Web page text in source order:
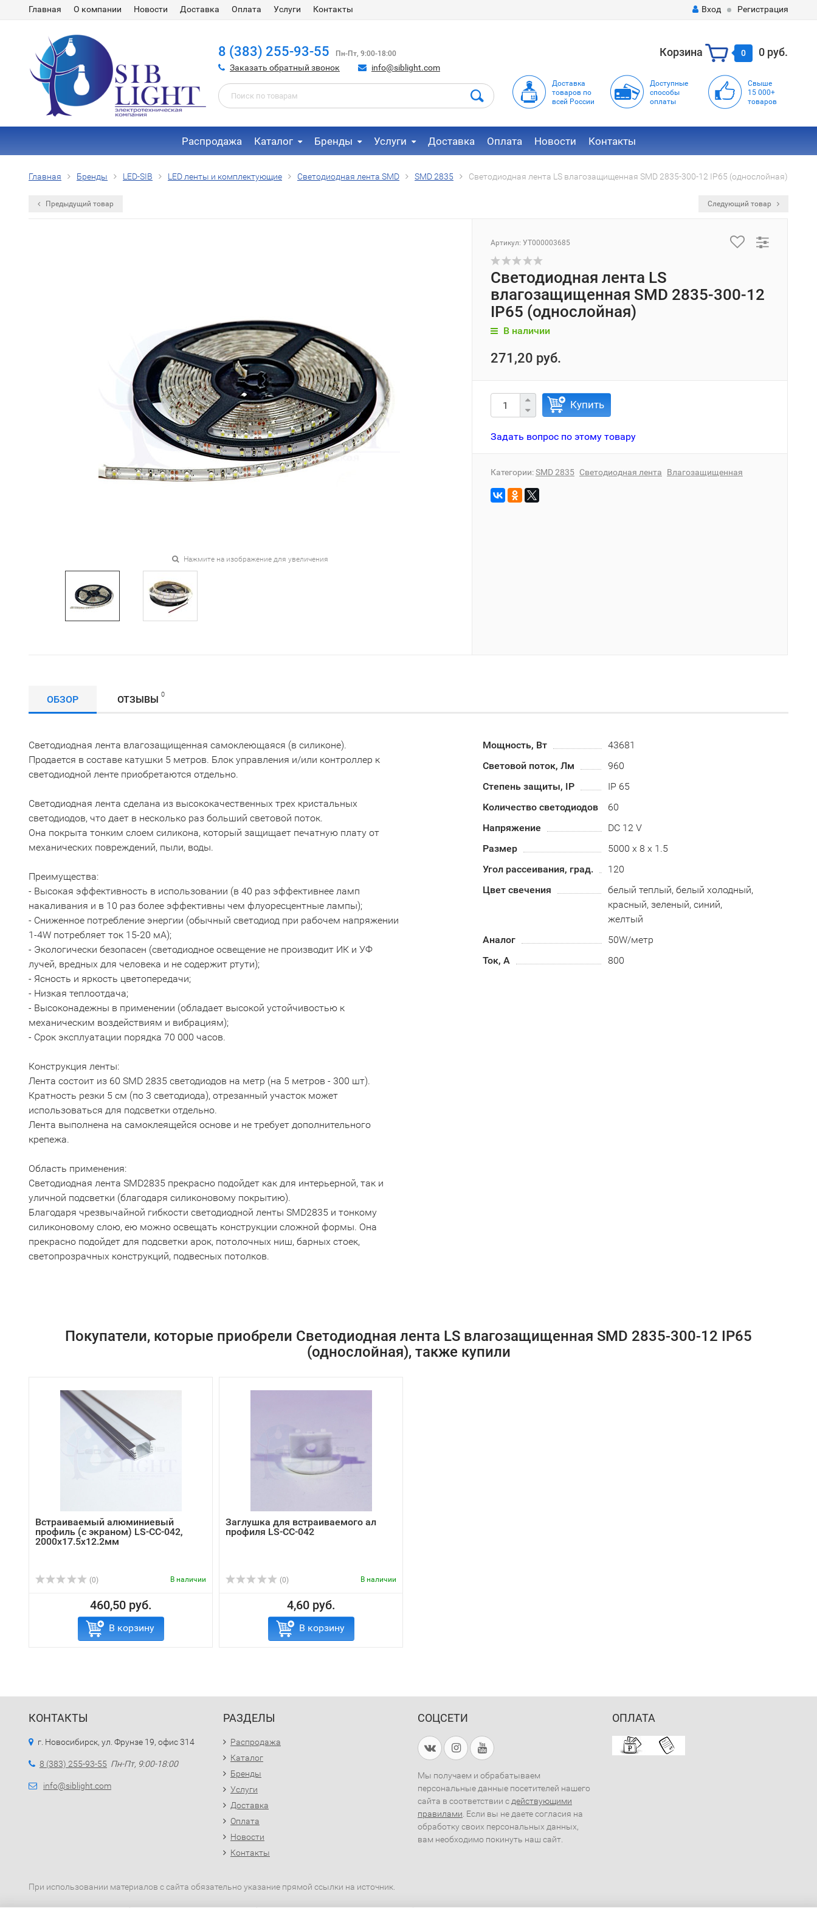
Главная О компании Новости Доставка Оплата Услуги Контакты Вход Регистрация
8 (383) 255-93-55 Пн-Пт, 9:00-18:00
Заказать обратный звонок info@siblight.com
Корзина 0 0 руб.
Доставка
товаров по
всей России
Доступные
способы
оплаты
Свыше
15 000+
товаров
Распродажа Каталог Бренды Услуги Доставка Оплата Новости Контакты
Главная Бренды LED-SIB LED ленты и комплектующие Светодиодная лента SMD SMD 2835 Светодиодная лента LS влагозащищенная SMD 2835-300-12 IP65 (однослойная)
Предыдущий товар Следующий товар
Нажмите на изображение для увеличения
Артикул: УТ000003685
Светодиодная лента LS
влагозащищенная SMD 2835-300-12
IP65 (однослойная)
В наличии
271,20 руб.
Купить
Задать вопрос по этому товару
Категории:SMD 2835 Светодиодная лента Влагозащищенная
ОБЗОР ОТЗЫВЫ 0
Светодиодная лента влагозащищенная самоклеющаяся (в силиконе).
Продается в составе катушки 5 метров. Блок управления и/или контроллер к
светодиодной ленте приобретаются отдельно.
Светодиодная лента сделана из высококачественных трех кристальных
светодиодов, что дает в несколько раз больший световой поток.
Она покрыта тонким слоем силикона, который защищает печатную плату от
механических повреждений, пыли, воды.
Преимущества:
- Высокая эффективность в использовании (в 40 раз эффективнее ламп
накаливания и в 10 раз более эффективны чем флуоресцентные лампы);
- Сниженное потребление энергии (обычный светодиод при рабочем напряжении
1-4W потребляет ток 15-20 мА);
- Экологически безопасен (светодиодное освещение не производит ИК и УФ
лучей, вредных для человека и не содержит ртути);
- Ясность и яркость цветопередачи;
- Низкая теплоотдача;
- Высоконадежны в применении (обладает высокой устойчивостью к
механическим воздействиям и вибрациям);
- Срок эксплуатации порядка 70 000 часов.
Конструкция ленты:
Лента состоит из 60 SMD 2835 светодиодов на метр (на 5 метров - 300 шт).
Кратность резки 5 см (по 3 светодиода), отрезанный участок может
использоваться для подсветки отдельно.
Лента выполнена на самоклеящейся основе и не требует дополнительного
крепежа.
Область применения:
Светодиодная лента SMD2835 прекрасно подойдет как для интерьерной, так и
уличной подсветки (благодаря силиконовому покрытию).
Благодаря чрезвычайной гибкости светодиодной ленты SMD2835 и тонкому
силиконовому слою, ею можно освещать конструкции сложной формы. Она
прекрасно подойдет для подсветки арок, потолочных ниш, барных стоек,
светопрозрачных конструкций, подвесных потолков.
Мощность, Вт
43681
Световой поток, Лм
960
Степень защиты, IP
IP 65
Количество светодиодов
60
Напряжение
DC 12 V
Размер
5000 х 8 х 1.5
Угол рассеивания, град.
120
Цвет свечения
белый теплый, белый холодный,
красный, зеленый, синий,
желтый
Аналог
50W/метр
Ток, А
800
Покупатели, которые приобрели Светодиодная лента LS влагозащищенная SMD 2835-300-12 IP65
(однослойная), также купили
Встраиваемый алюминиевый
профиль (с экраном) LS-СС-042,
2000х17.5х12.2мм
(0) В наличии
460,50 руб.
В корзину
Заглушка для встраиваемого ал
профиля LS-CC-042
(0) В наличии
4,60 руб.
В корзину
КОНТАКТЫ
г. Новосибирск, ул. Фрунзе 19, офис 314
8 (383) 255-93-55 Пн-Пт, 9:00-18:00
info@siblight.com
РАЗДЕЛЫ
Распродажа
Каталог
Бренды
Услуги
Доставка
Оплата
Новости
Контакты
СОЦСЕТИ
Мы получаем и обрабатываем
персональные данные посетителей нашего
сайта в соответствии с действующими
правилами . Если вы не даете согласия на
обработку своих персональных данных,
вам необходимо покинуть наш сайт.
ОПЛАТА
При использовании материалов с сайта обязательно указание прямой ссылки на источник.